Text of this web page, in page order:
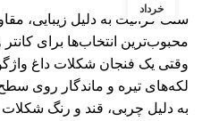
خرداد
سنگ گرانیت به دلیل زیبایی،
محبوب‌ترین انتخاب‌ها برای
وقتی یک فنجان شکلات داغ
لکه‌های تیره و ماندگار روی سطح
به دلیل چربی، قند و رنگ